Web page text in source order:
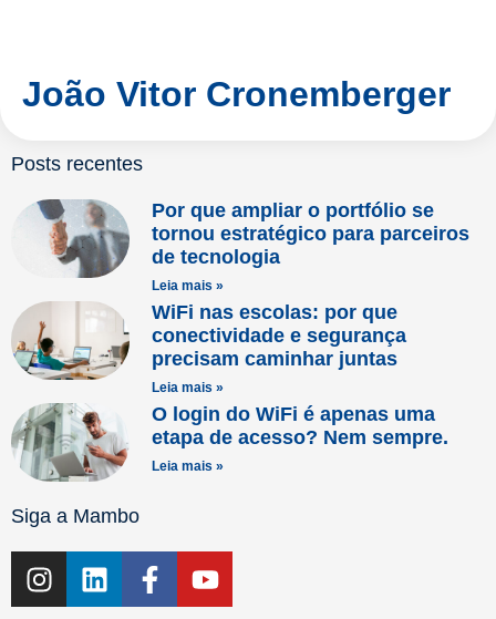
João Vitor Cronemberger
Posts recentes
Por que ampliar o portfólio se
tornou estratégico para parceiros
de tecnologia
Leia mais »
WiFi nas escolas: por que
conectividade e segurança
precisam caminhar juntas
Leia mais »
O login do WiFi é apenas uma
etapa de acesso? Nem sempre.
Leia mais »
Siga a Mambo